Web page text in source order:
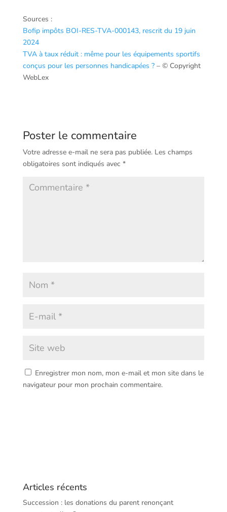
Sources :
Bofip impôts BOI-RES-TVA-000143, rescrit du 19 juin
2024
TVA à taux réduit : même pour les équipements sportifs
conçus pour les personnes handicapées ?– © Copyright
WebLex
Poster le commentaire
Votre adresse e-mail ne sera pas publiée. Les champs
obligatoires sont indiqués avec *
Enregistrer mon nom, mon e-mail et mon site dans le
navigateur pour mon prochain commentaire.
Articles récents
Succession : les donations du parent renonçant